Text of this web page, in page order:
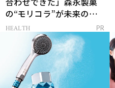
の“モリコラ”が未来のキ
レイを連れてくる！
HEALTH PR